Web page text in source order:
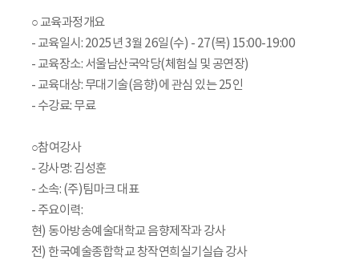
○ 교육과정개요
- 교육일시: 2025년 3월 26일(수) - 27(목) 15:00-19:00
- 교육장소: 서울남산국악당(체험실 및 공연장)
- 교육대상: 무대기술(음향)에 관심 있는 25인
- 수강료: 무료
○참여강사
- 강사명: 김성훈
- 소속: (주)팀마크 대표
- 주요이력:
현) 동아방송예술대학교 음향제작과 강사
전) 한국예술종합학교 창작연희실기실습 강사